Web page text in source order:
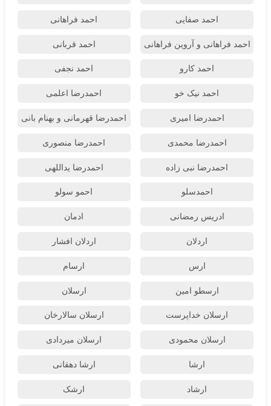
احمد صفایی احمد فراهانی
احمد فراهانی و آروین فراهانی احمد قربانی
احمد کارو احمد نجفی
احمد نیک خو احمدرضا اعلمی
احمدرضا امیری احمدرضا قهرمانی و بهنام بانی
احمدرضا محمدی احمدرضا منصوری
احمدرضا نبی زاده احمدرضا یداللهی
احمدسلو احمو سولو
ادریس رمضانی ادمان
اردلان اردلان افشار
ارس ارسام
ارسطو امین ارسلان
ارسلان خداپرست ارسلان سالارخان
ارسلان محمودی ارسلان میردادی
ارشا ارشا دهقانی
ارشاد ارشک